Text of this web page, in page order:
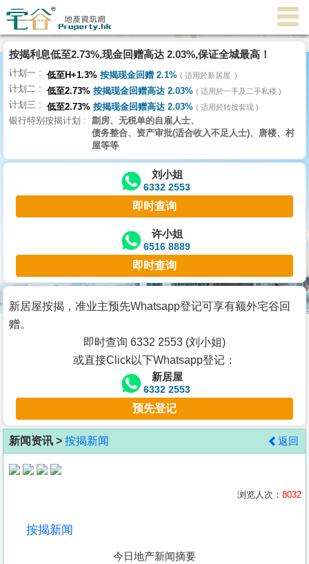
理
主
页
搵
楼/
交
业
主
宅
谷
按
客
地
产
按揭利息低至2.73%,现金回赠高达 2.03%,保证全城最高！
计划一 低至H+1.3% 按揭现金回赠 2.1% 适用於新居屋
计划二 低至2.73% 按揭现金回赠高达 2.03% 适用於一手及二手私楼
计划三 低至2.73% 按揭现金回赠高达 2.03% 适用於转按套现
银行特别按揭计划
劏房、无税单的自雇人士、
债务整合、资产审批(适合收入不足人士)、唐楼、村
屋等等
刘小姐
6332 2553
即时查询
许小姐
6516 8889
即时查询
新居屋按揭，准业主预先Whatsapp登记可享有额外宅谷回
赠。
即时查询 6332 2553 (刘小姐)
或直接Click以下Whatsapp登记：
新居屋
6332 2553
预先登记
新闻资讯 > 按揭新闻 返回
浏览人次： 8032
按揭新闻
今日地产新闻摘要